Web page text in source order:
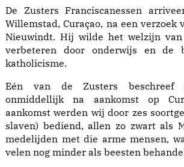
De Zusters Franciscanessen
Willemstad, Curaçao, na een verzoek
Nieuwindt. Hij wilde het welzijn van
verbeteren door onderwijs en de
katholicisme.
Eén van de Zusters beschreef
onmiddellijk na aankomst op
aankomst werden wij door zes
slaven) bediend, allen zo zwart als
medelijden met die arme mensen,
velen nog minder als beesten